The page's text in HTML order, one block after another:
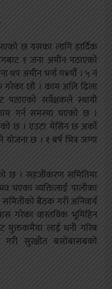
छ यसका लागि हार्दिक
१ जना अमीन पठाएको
थप अमीन भर्ना ग¥र्यौ । ५ नं
गरेका छौ । काम अलि ढिला
सर्वेक्षकले स्थायी
गर्न समस्या भएको छ ।
छ । एउटा मेसिन छ अर्को
छ । १ बर्ष भित्र जग्गा
छ । सहजीकरण समितिमा
भएका व्यक्तिलाई पालीका
बैठक गरी अनिवार्य
गरेका वास्तविक भूमिहिन
मुक्तकमैया लाई धनी गरिब
गरी सुरक्षीत बसोबासबको